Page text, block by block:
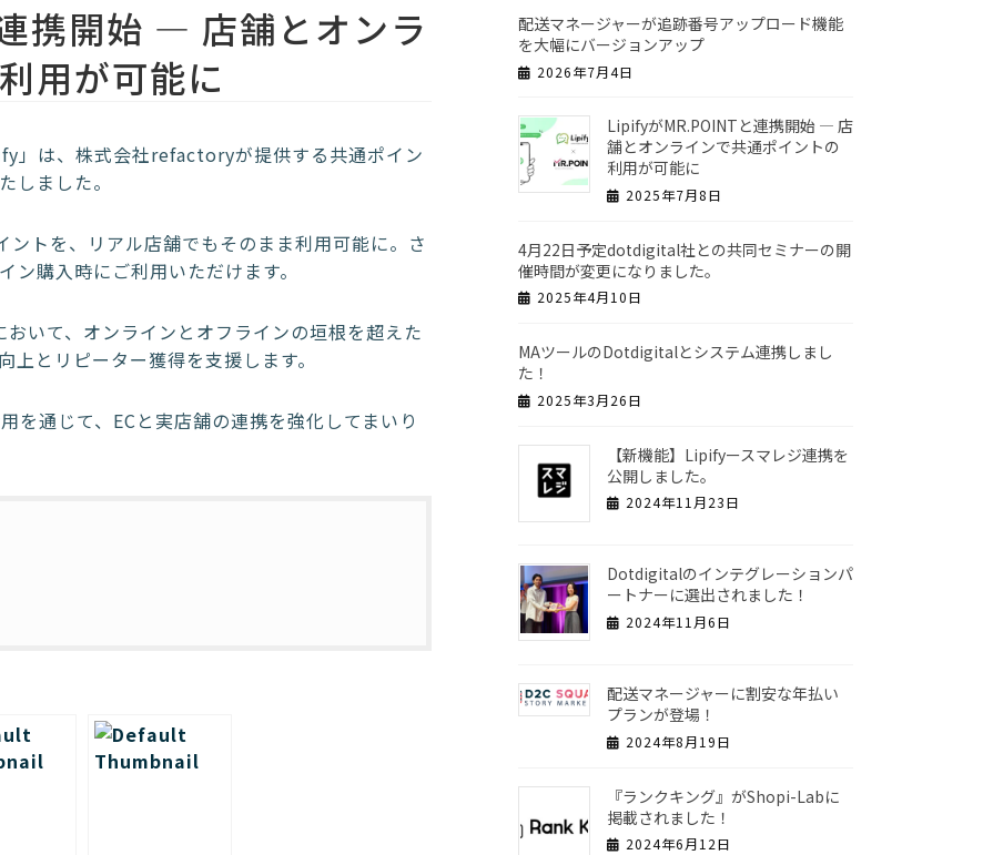
携開始 ― 店舗とオンラ
用が可能に
」は、株式会社refactoryが提供する共通ポイン
しました。
トを、リアル店舗でもそのまま利用可能に。さ
購入時にご利用いただけます。
て、オンラインとオフラインの垣根を超えた
とリピーター獲得を支援します。
通じて、ECと実店舗の連携を強化してまいり
配送マネージャーが追跡番号アップロード機能
を大幅にバージョンアップ
2026年7月4日
LipifyがMR.POINTと連携開始 ― 店
舗とオンラインで共通ポイントの
利用が可能に
2025年7月8日
4月22日予定dotdigital社との共同セミナーの開
催時間が変更になりました。
2025年4月10日
MAツールのDotdigitalとシステム連携しまし
た！
2025年3月26日
【新機能】Lipifyースマレジ連携を
公開しました。
2024年11月23日
Dotdigitalのインテグレーションパ
ートナーに選出されました！
2024年11月6日
配送マネージャーに割安な年払い
プランが登場！
2024年8月19日
『ランクキング』がShopi-Labに
掲載されました！
2024年6月12日